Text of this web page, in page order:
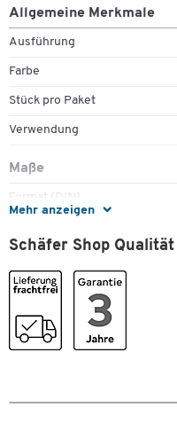
Mehr anzeigen
Allgemeine Merkmale
Ausführung
Farbe
Stück pro Paket
Verwendung
Maße
Format (DIN)
Schäfer Shop
Zum